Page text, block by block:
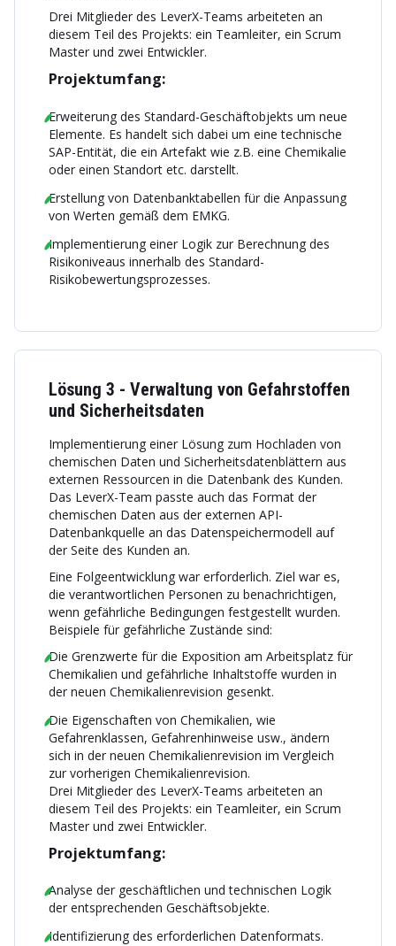
Drei Mitglieder des LeverX-Teams arbeiteten an
diesem Teil des Projekts: ein Teamleiter, ein Scrum
Master und zwei Entwickler.
Projektumfang:
Erweiterung des Standard-Geschäftobjekts um neue
Elemente. Es handelt sich dabei um eine technische
SAP-Entität, die ein Artefakt wie z.B. eine Chemikalie
oder einen Standort etc. darstellt.
Erstellung von Datenbanktabellen für die Anpassung
von Werten gemäß dem EMKG.
Implementierung einer Logik zur Berechnung des
Risikoniveaus innerhalb des Standard-
Risikobewertungsprozesses.
Lösung 3 - Verwaltung von Gefahrstoffen
und Sicherheitsdaten
Implementierung einer Lösung zum Hochladen von
chemischen Daten und Sicherheitsdatenblättern aus
externen Ressourcen in die Datenbank des Kunden.
Das LeverX-Team passte auch das Format der
chemischen Daten aus der externen API-
Datenbankquelle an das Datenspeichermodell auf
der Seite des Kunden an.
Eine Folgeentwicklung war erforderlich. Ziel war es,
die verantwortlichen Personen zu benachrichtigen,
wenn gefährliche Bedingungen festgestellt wurden.
Beispiele für gefährliche Zustände sind:
Die Grenzwerte für die Exposition am Arbeitsplatz für
Chemikalien und gefährliche Inhaltstoffe wurden in
der neuen Chemikalienrevision gesenkt.
Die Eigenschaften von Chemikalien, wie
Gefahrenklassen, Gefahrenhinweise usw., ändern
sich in der neuen Chemikalienrevision im Vergleich
zur vorherigen Chemikalienrevision.
Drei Mitglieder des LeverX-Teams arbeiteten an
diesem Teil des Projekts: ein Teamleiter, ein Scrum
Master und zwei Entwickler.
Projektumfang:
Analyse der geschäftlichen und technischen Logik
der entsprechenden Geschäftsobjekte.
Identifizierung des erforderlichen Datenformats.